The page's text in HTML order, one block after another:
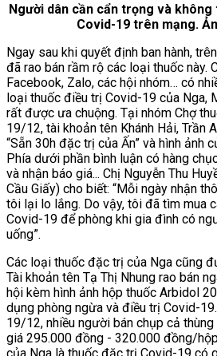
Người dân cần cẩn trọng và
Covid-19 trên mạng.
Ngay sau khi quyết định ban hành,
đã rao bán rầm rộ các loại thuốc này.
Facebook, Zalo, các hội nhóm… có
loại thuốc điều trị Covid-19 của Nga,
rất được ưa chuộng. Tại nhóm Chợ
19/12, tài khoản tên Khánh Hải, Trần
“Sẵn 30h đặc trị của Ấn” và hình ảnh
Phía dưới phần bình luận có hàng
và nhận báo giá... Chị Nguyễn Thu
Cầu Giấy) cho biết: “Mỗi ngày nhận
tôi lại lo lắng. Do vậy, tôi đã tìm mua
Covid-19 để phòng khi gia đình có
uống”.
Các loại thuốc đặc trị của Nga cũng
Tài khoản tên Tạ Thị Nhung rao bán
hội kèm hình ảnh hộp thuốc Arbidol
dụng phòng ngừa và điều trị Covid-
19/12, nhiều người bán chụp cả
giá 295.000 đồng - 320.000 đồng/